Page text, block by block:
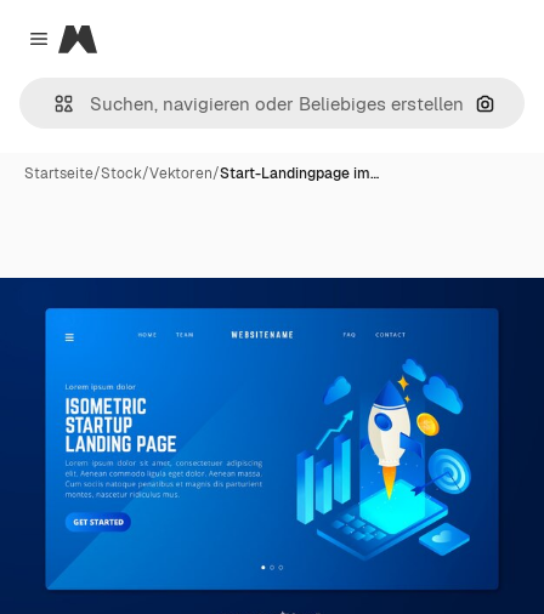
Close menu
Magnific
Nach
Startseite/Stock/Vektoren/Start-Landingpage im…